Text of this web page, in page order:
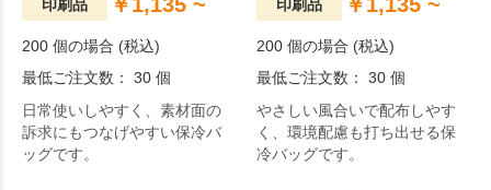
印刷品
200 個の場合 (税込)
最低ご注文数： 30 個
日常使いしやすく、素材面の
訴求にもつなげやすい保冷バ
ッグです。
印刷品
200 個の場合 (税込)
最低ご注文数： 30 個
やさしい風合いで配布しやす
く、環境配慮も打ち出せる保
冷バッグです。